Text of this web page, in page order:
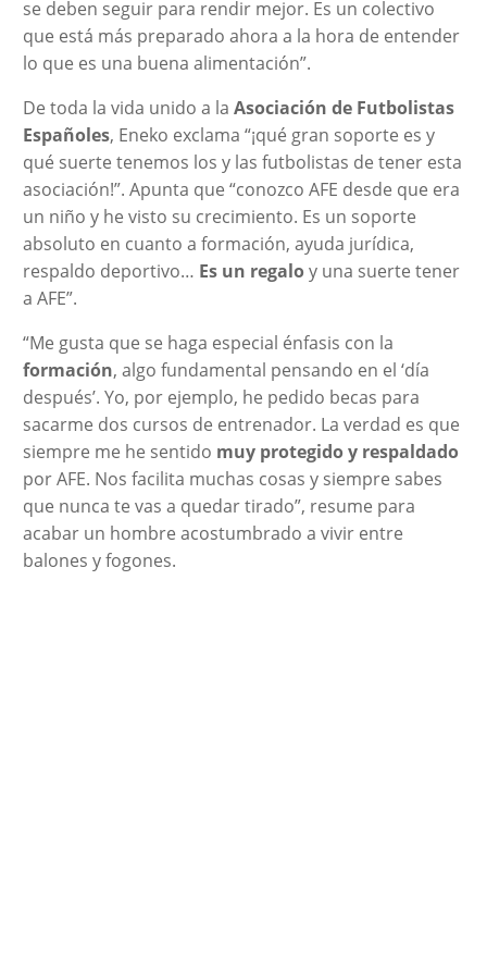
se deben seguir para rendir mejor. Es un colectivo
que está más preparado ahora a la hora de entender
lo que es una buena alimentación”.
De toda la vida unido a la Asociación de Futbolistas
Españoles, Eneko exclama “¡qué gran soporte es y
qué suerte tenemos los y las futbolistas de tener esta
asociación!”. Apunta que “conozco AFE desde que era
un niño y he visto su crecimiento. Es un soporte
absoluto en cuanto a formación, ayuda jurídica,
respaldo deportivo… Es un regaloy una suerte tener
a AFE”.
“Me gusta que se haga especial énfasis con la
formación, algo fundamental pensando en el ‘día
después’. Yo, por ejemplo, he pedido becas para
sacarme dos cursos de entrenador. La verdad es que
siempre me he sentido muy protegido y respaldado
por AFE. Nos facilita muchas cosas y siempre sabes
que nunca te vas a quedar tirado”, resume para
acabar un hombre acostumbrado a vivir entre
balones y fogones.